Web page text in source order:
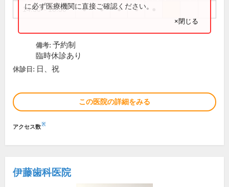
14:30～18:30 ● ● ● ●
に必ず医療機関に直接ご確認ください。
×閉じる
備考: 予約制
臨時休診あり
休診日: 日、祝
この医院の詳細をみる
アクセス数※
伊藤歯科医院